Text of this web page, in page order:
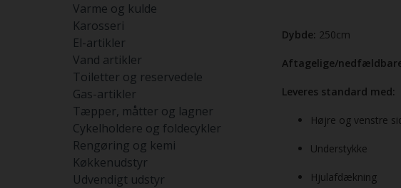
Varme og kulde
Karosseri
El-artikler
Vand artikler
Toiletter og reservedele
Gas-artikler
Tæpper, måtter og lagner
Cykelholdere og foldecykler
Rengøring og kemi
Køkkenudstyr
Udvendigt udstyr
Dybde: 250cm
Aftagelige/
Leveres standard med:
Højre og venstre
Understykke
Hjul­afdækning